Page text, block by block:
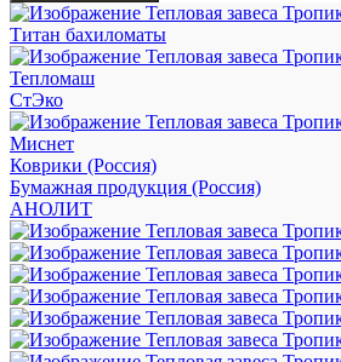
Титан бахиломаты
Тепломаш
СтЭко
Миснет
Коврики (Россия)
Бумажная продукция (Россия)
АНОЛИТ